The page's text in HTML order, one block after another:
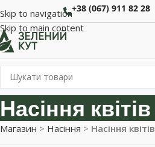
Skip to navigation
Skip to main content
+38 (067) 911 82 28
Насіння квітів
Магазин > Насіння > Насіння квітів